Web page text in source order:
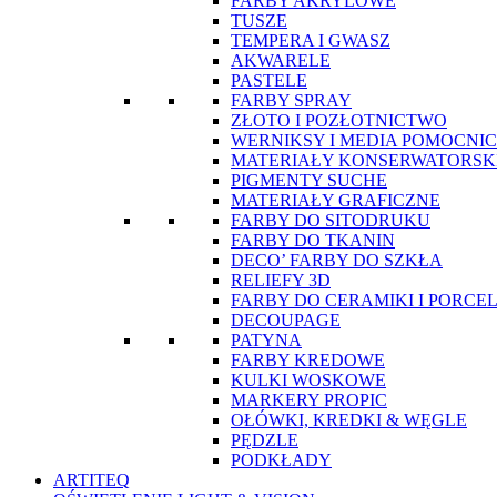
TUSZE
TEMPERA I GWASZ
AKWARELE
PASTELE
FARBY SPRAY
ZŁOTO I POZŁOTNICTWO
WERNIKSY I MEDIA
MATERIAŁY
PIGMENTY SUCHE
MATERIAŁY GRAFICZNE
FARBY DO SITODRUKU
FARBY DO TKANIN
DECO’ FARBY DO SZKŁA
RELIEFY 3D
FARBY DO CERAMIKI I
DECOUPAGE
PATYNA
FARBY KREDOWE
KULKI WOSKOWE
MARKERY PROPIC
OŁÓWKI, KREDKI & WĘGLE
PĘDZLE
PODKŁADY
ARTITEQ